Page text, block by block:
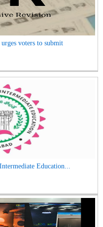
voters to submit
Education...